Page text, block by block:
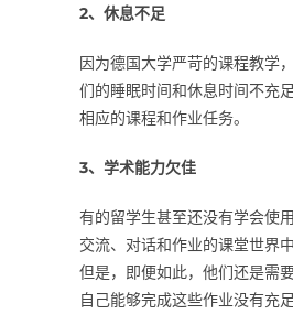
2、休息不足
因为德国大学严苛的课程教学
们的睡眠时间和休息时间不充
相应的课程和作业任务。
3、学术能力欠佳
有的留学生甚至还没有学会使
交流、对话和作业的课堂世界
但是，即便如此，他们还是需
自己能够完成这些作业没有充